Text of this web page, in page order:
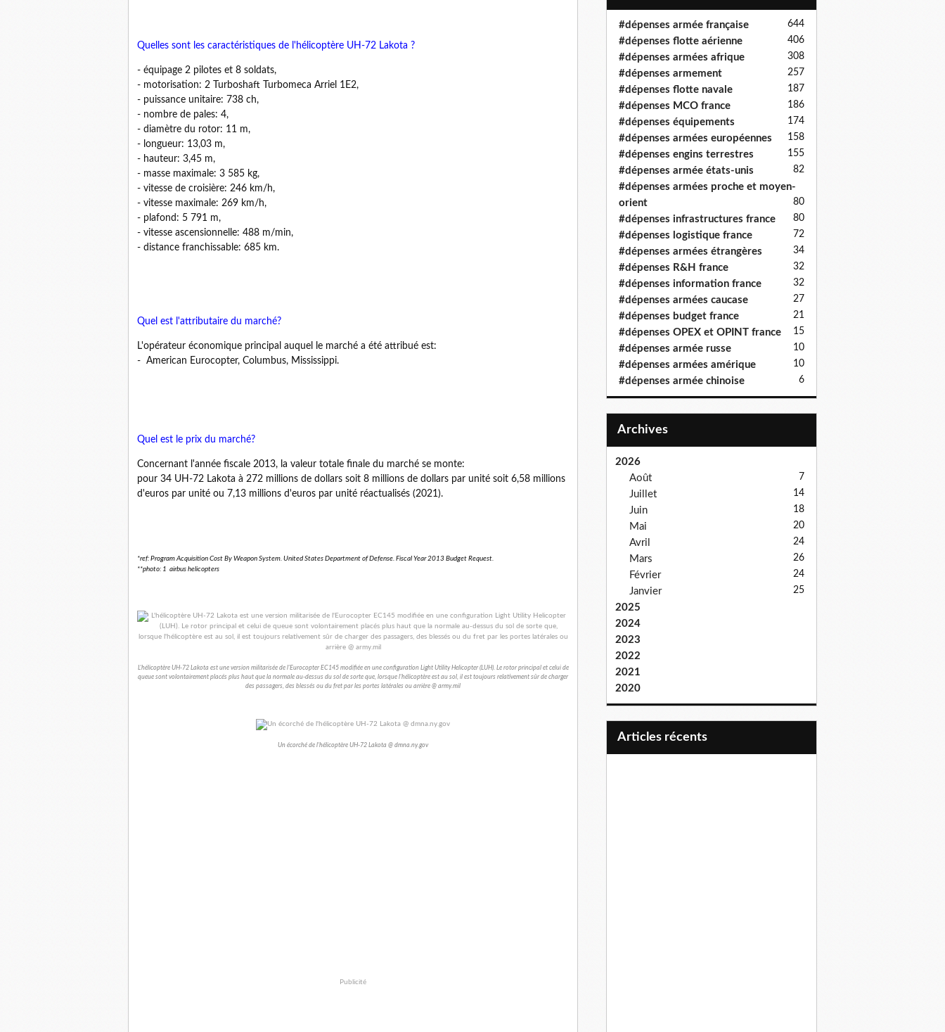
Quelles sont les caractéristiques de l'hélicoptère UH-72 Lakota ?
- équipage 2 pilotes et 8 soldats,
- motorisation: 2 Turboshaft Turbomeca Arriel 1E2,
- puissance unitaire: 738 ch,
- nombre de pales: 4,
- diamètre du rotor: 11 m,
- longueur: 13,03 m,
- hauteur: 3,45 m,
- masse maximale: 3 585 kg,
- vitesse de croisière: 246 km/h,
- vitesse maximale: 269 km/h,
- plafond: 5 791 m,
- vitesse ascensionnelle: 488 m/min,
- distance franchissable: 685 km.
Quel est l'attributaire du marché?
L'opérateur économique principal auquel le marché a été attribué est:
- American Eurocopter, Columbus, Mississippi.
Quel est le prix du marché?
Concernant l'année fiscale 2013, la valeur totale finale du marché se monte:
pour 34 UH-72 Lakota à 272 millions de dollars soit 8 millions de dollars par unité soit 6,58 millions
d'euros par unité ou 7,13 millions d'euros par unité réactualisés (2021).
*ref: Program Acquisition Cost By Weapon System. United States Department of Defense. Fiscal Year 2013 Budget Request.
**photo: 1 airbus helicopters
L'hélicoptère UH-72 Lakota est une version militarisée de l'Eurocopter EC145 modifiée en une configuration Light Utility Helicopter (LUH). Le rotor principal et celui de
queue sont volontairement placés plus haut que la normale au-dessus du sol de sorte que, lorsque l'hélicoptère est au sol, il est toujours relativement sûr de charger
des passagers, des blessés ou du fret par les portes latérales ou arrière @ army.mil
Un écorché de l'hélicoptère UH-72 Lakota @ dmna.ny.gov
Publicité
#dépenses armée française 644
#dépenses flotte aérienne 406
#dépenses armées afrique 308
#dépenses armement 257
#dépenses flotte navale 187
#dépenses MCO france 186
#dépenses équipements 174
#dépenses armées européennes 158
#dépenses engins terrestres 155
#dépenses armée états-unis 82
#dépenses armées proche et moyen-
orient
80
#dépenses infrastructures france 80
#dépenses logistique france 72
#dépenses armées étrangères 34
#dépenses R&H france 32
#dépenses information france 32
#dépenses armées caucase 27
#dépenses budget france 21
#dépenses OPEX et OPINT france 15
#dépenses armée russe 10
#dépenses armées amérique 10
#dépenses armée chinoise 6
Archives
2026
Août
7
Juillet 14
Juin 18
Mai 20
Avril 24
Mars 26
Février 24
Janvier 25
2025
2024
2023
2022
2021
2020
articles récents